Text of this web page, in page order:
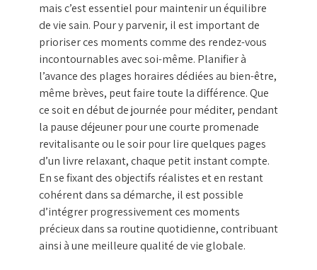
mais c’est essentiel pour maintenir un équilibre
de vie sain. Pour y parvenir, il est important de
prioriser ces moments comme des rendez-vous
incontournables avec soi-même. Planifier à
l’avance des plages horaires dédiées au bien-être,
même brèves, peut faire toute la différence. Que
ce soit en début de journée pour méditer, pendant
la pause déjeuner pour une courte promenade
revitalisante ou le soir pour lire quelques pages
d’un livre relaxant, chaque petit instant compte.
En se fixant des objectifs réalistes et en restant
cohérent dans sa démarche, il est possible
d’intégrer progressivement ces moments
précieux dans sa routine quotidienne, contribuant
ainsi à une meilleure qualité de vie globale.